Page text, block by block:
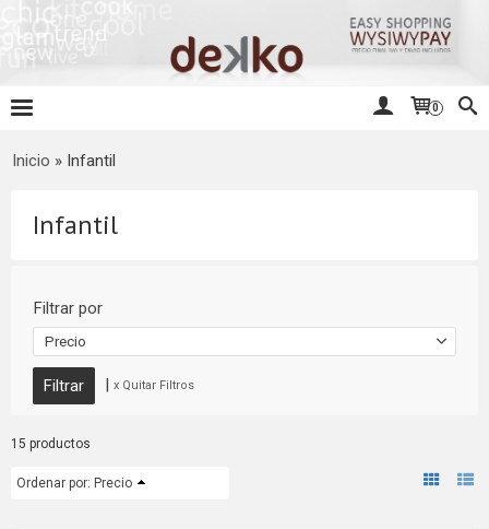
0
Inicio » Infantil
Infantil
Filtrar por
Precio
| x Quitar Filtros
15 productos
Ordenar por: Precio